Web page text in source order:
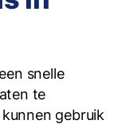
snelle
te
gebruik